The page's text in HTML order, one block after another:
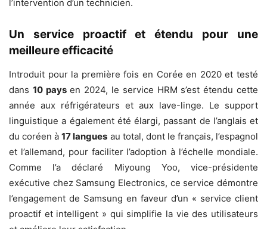
l’intervention d’un technicien.
Un service proactif et étendu pour une
meilleure efficacité
Introduit pour la première fois en Corée en 2020 et testé
dans 10 paysen 2024, le service HRM s’est étendu cette
année aux réfrigérateurs et aux lave-linge. Le support
linguistique a également été élargi, passant de l’anglais et
du coréen à17 langues au total, dont le français, l’espagnol
et l’allemand, pour faciliter l’adoption à l’échelle mondiale.
Comme l’a déclaré Miyoung Yoo, vice-présidente
exécutive chez Samsung Electronics, ce service démontre
l’engagement de Samsung en faveur d’un « service client
proactif et intelligent » qui simplifie la vie des utilisateurs